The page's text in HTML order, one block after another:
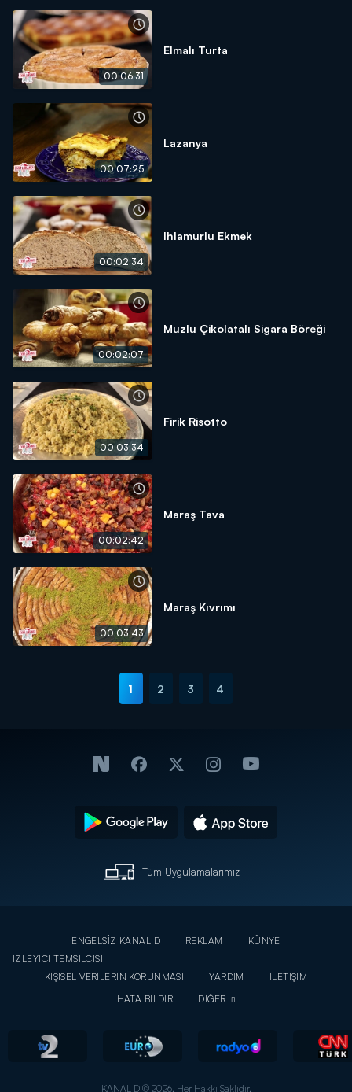
00:06:31
Elmalı Turta
00:07:25
Lazanya
00:02:34
Ihlamurlu Ekmek
00:02:07
Muzlu Çikolatalı Sigara Böreği
00:03:34
Firik Risotto
00:02:42
Maraş Tava
00:03:43
Maraş Kıvrımı
1 2 3 4
Tüm Uygulamalarımız
ENGELSİZ KANAL D REKLAM
KÜNYE
İZLEYİCİ TEMSİLCİSİ
KİŞİSEL VERİLERİN KORUNMASI
YARDIM
İLETİŞİM
HATA BİLDİR
DİĞER
KANAL D © 2026. Her Hakkı Saklıdır.